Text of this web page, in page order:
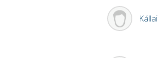
Kállai